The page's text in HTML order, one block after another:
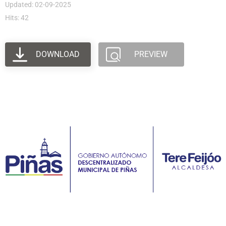
Updated: 02-09-2025
Hits: 42
DOWNLOAD PREVIEW